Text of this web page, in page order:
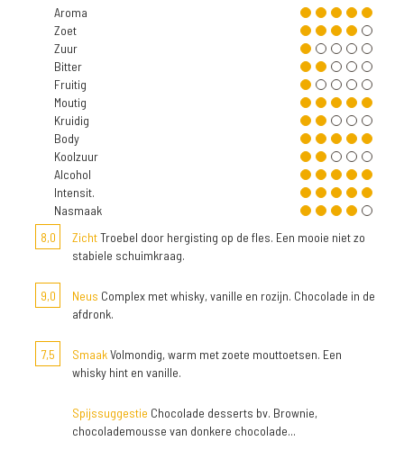
Aroma
Zoet
Zuur
Bitter
Fruitig
Moutig
Kruidig
Body
Koolzuur
Alcohol
Intensit.
Nasmaak
8,0
ZichtTroebel door hergisting op de fles. Een mooie niet zo
stabiele schuimkraag.
9,0 Neus Complex met whisky, vanille en rozijn. Chocolade in de
afdronk.
7,5 SmaakVolmondig, warm met zoete mouttoetsen. Een
whisky hint en vanille.
Spijssuggestie Chocolade desserts bv. Brownie,
chocolademousse van donkere chocolade...